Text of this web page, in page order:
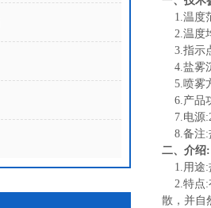
1.温度
2.温度
3.指示
4.盐雾
5.喷雾
6.产品
7.电源
8.备注:
二、 介绍:
1.用途:
2.特点:
散，并自